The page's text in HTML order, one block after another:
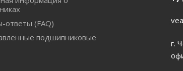
ответы (FAQ)
подшипниковые
г.